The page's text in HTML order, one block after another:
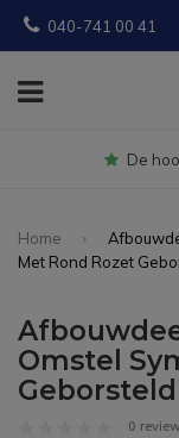
040-741 00 41
Home
Met Rond Rozet
Omstel
0